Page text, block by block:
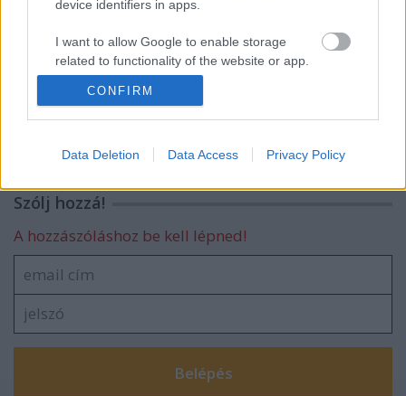
device identifiers in apps.
I want to allow Google to enable storage
related to functionality of the website or app.
I want to allow Google to enable storage
related to personalization.
I want to allow Google to enable storage
functionality and fraud prevention, and other
user protection.
CONFIRM
Data Deletion Data Access Privacy Policy
Ajánlott bejegyzések:
Tajvan nyomtatott drónhadsereget
tervez
Szólj hozzá!
A hozzászóláshoz be kell lépned!